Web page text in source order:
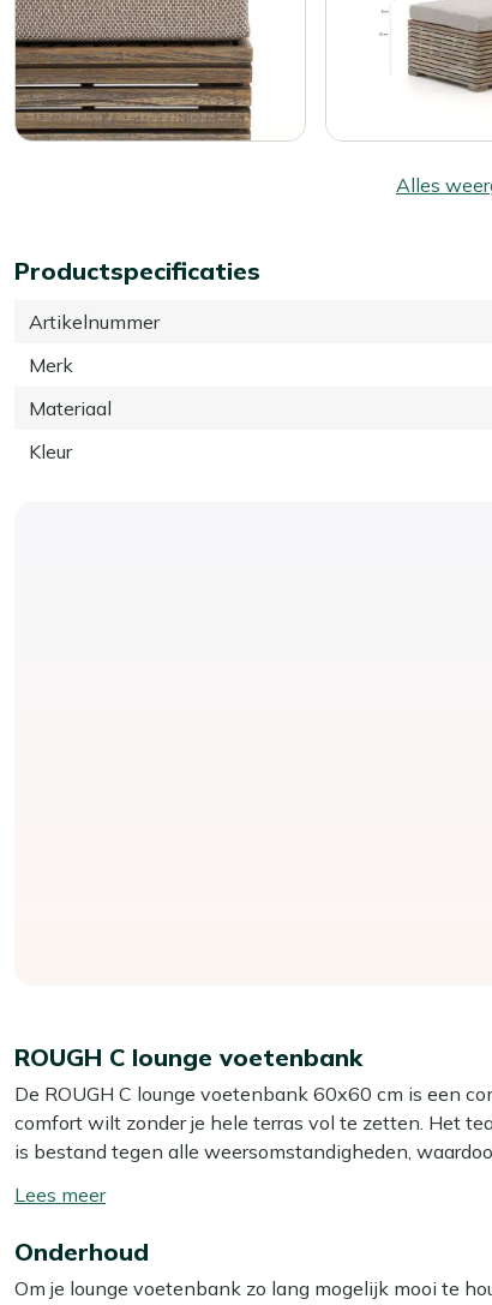
Alles
Productspecificaties
Artikelnummer
Merk
Materiaal
Kleur
ROUGH C lounge voetenbank
De ROUGH C lounge voetenbank 60x60 cm is een
comfort wilt zonder je hele terras vol te zetten. Het
is bestand tegen alle weersomstandigheden,
als extra zitplek bij visite, of gewoon als verlenging
Eigenschappen
Toon/verberg
meer
Onderhoud
Om je lounge voetenbank zo lang mogelijk mooi te